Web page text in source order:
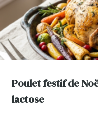
Poulet festif de
lactose